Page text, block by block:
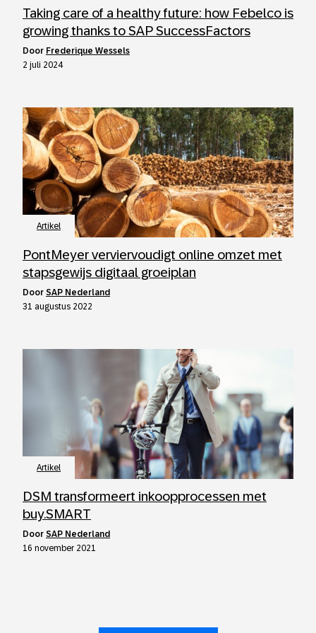
Taking care of a healthy future: how Febelco is
growing thanks to SAP SuccessFactors
door Frederique Wessels
2 juli 2024
Artikel
PontMeyer verviervoudigt online omzet met
stapsgewijs digitaal groeiplan
door SAP Nederland
31 augustus 2022
Artikel
DSM transformeert inkoopprocessen met
buy.SMART
door SAP Nederland
16 november 2021